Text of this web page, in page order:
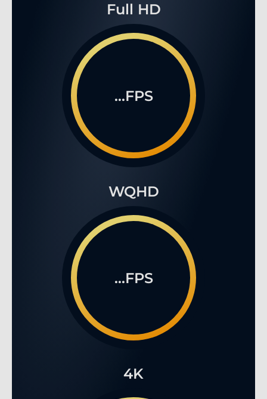
Full HD
...FPS
WQHD
...FPS
4K